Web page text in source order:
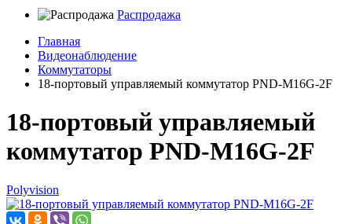
Распродажа
Главная
Видеонаблюдение
Коммутаторы
18-портовый управляемый коммутатор PND-M16G-2F
18-портовый управляемый
коммутатор PND-M16G-2F
Polyvision